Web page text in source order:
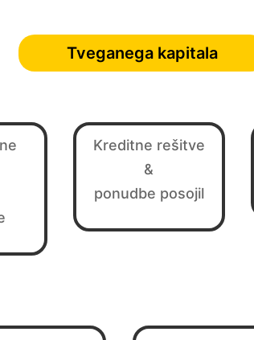
Tveganega kapitala
Kreditne rešitve
&
ponudbe posojil